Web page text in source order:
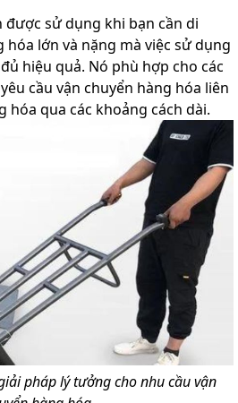
được sử dụng khi bạn cần di
lớn và nặng mà việc sử dụng
hiệu quả. Nó phù hợp cho các
cầu vận chuyển hàng hóa liên
hóa qua các khoảng cách dài.
pháp lý tưởng cho nhu cầu vận